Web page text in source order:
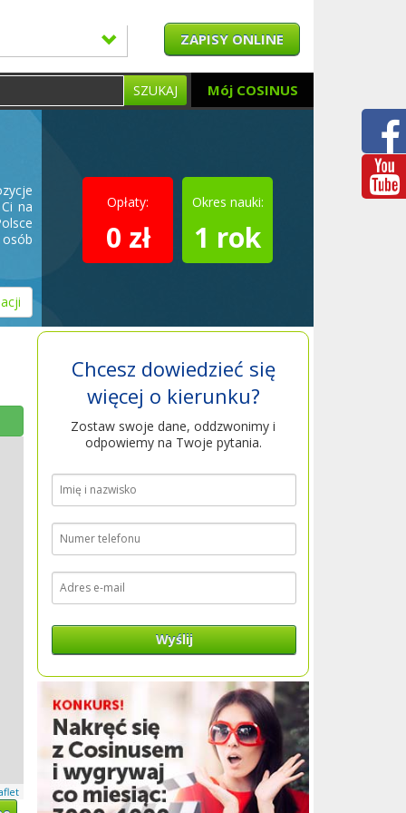
ZAPISY ONLINE
Mój COSINUS
SZUKAJ
na
Opłaty:
0 zł
Okres nauki:
1 rok
Chcesz dowiedzieć się
więcej o kierunku?
Zostaw swoje dane, oddzwonimy i
odpowiemy na Twoje pytania.
Wyślij